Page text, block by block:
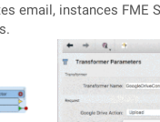
email, instances FME